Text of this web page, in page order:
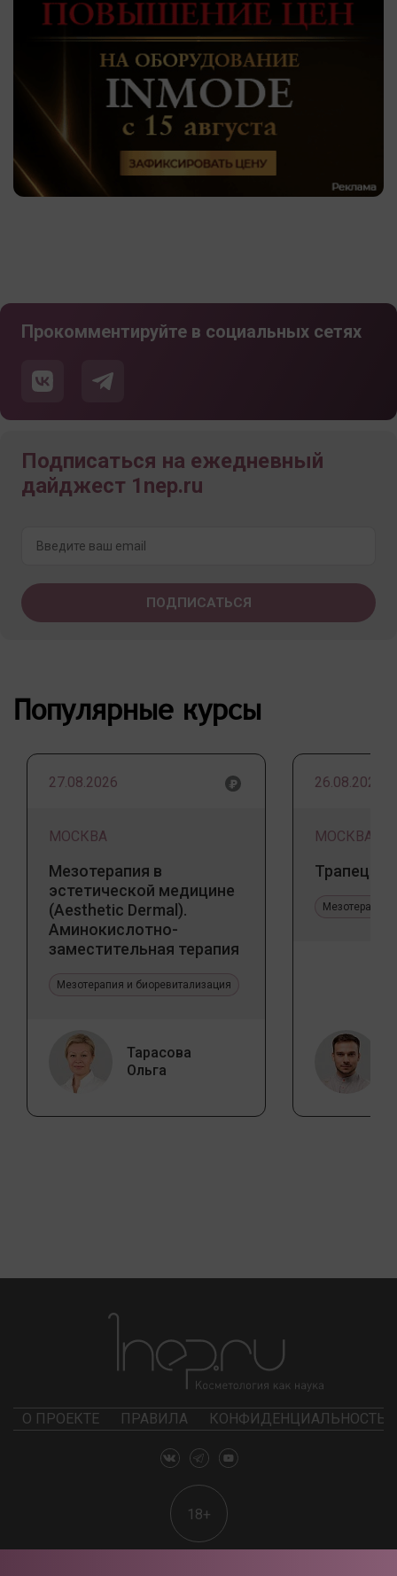
Прокомментируйте в социальных сетях
Подписаться на ежедневный
дайджест 1nep.ru
Популярные курсы
27.08.2026
МОСКВА
Мезотерапия в
эстетической медицине
(Aesthetic Dermal).
Аминокислотно-
заместительная терапия
Мезотерапия и биоревитализация
Тарасова
Ольга
26.08.2026
МОСКВА
Трапеция
Мезотерапия
О ПРОЕКТЕ ПРАВИЛА КОНФИДЕНЦИАЛЬНОСТЬ
18+